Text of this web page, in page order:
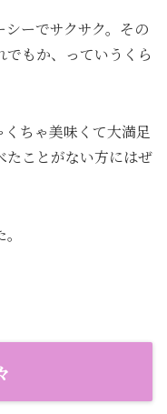
ーでサクサク。その
でもか、っていうくら
ちゃ美味くて大満足
たことがない方にはぜ